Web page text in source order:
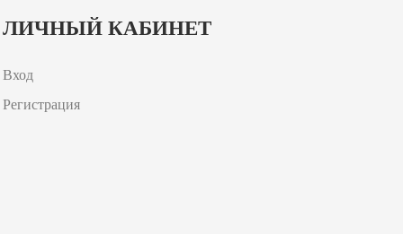
ЛИЧНЫЙ КАБИНЕТ
Вход
Регистрация